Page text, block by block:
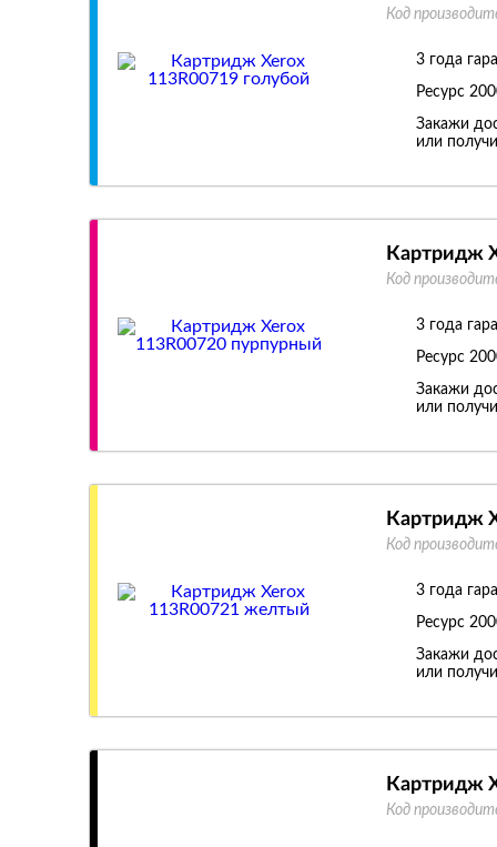
Код
3 года
Ресурс
Закажи
или
Картридж
Код
3 года
Ресурс
Закажи
или
Картридж
Код
3 года
Ресурс
Закажи
или
Картридж
Код